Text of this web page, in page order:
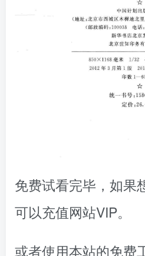
免费试看完毕，如果
可以充值网站VIP。
或者使用本站的免费